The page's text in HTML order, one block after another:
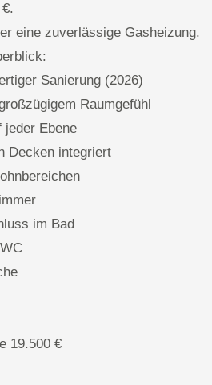
eine zuverlässige Gasheizung.
Sanierung (2026)
Raumgefühl
jeder Ebene
Decken integriert
im Bad
19.500 €